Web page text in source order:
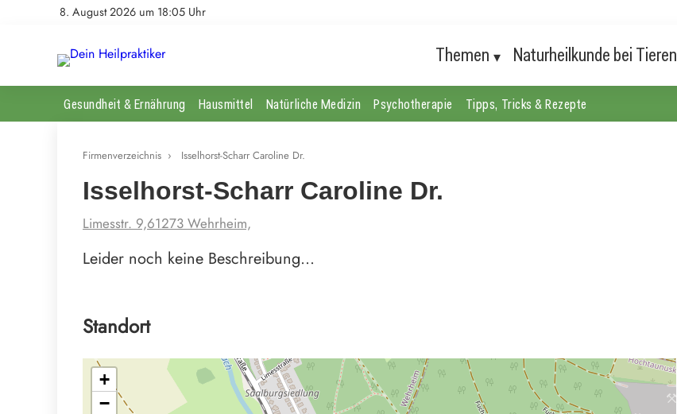
8. August 2026 um 18:05 Uhr
Themen Naturheilkunde bei Tieren
Gesundheit & Ernährung Hausmittel Natürliche Medizin Psychotherapie Tipps, Tricks & Rezepte
Firmenverzeichnis › Isselhorst-Scharr Caroline Dr.
Isselhorst-Scharr Caroline Dr.
Limesstr. 9,61273 Wehrheim,
Leider noch keine Beschreibung…
Standort
+
−